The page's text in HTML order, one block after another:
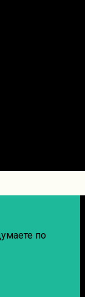
по